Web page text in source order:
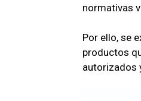
normativas
Por ello, se
productos
autorizados